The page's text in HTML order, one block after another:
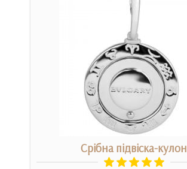
Срібна підвіска-кулон